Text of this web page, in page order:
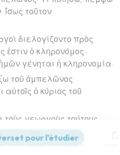
ἴσως τοῦτον
διελογίζοντο πρὸς
ἐστιν ὁ κληρονόμος·
γένηται ἡ κληρονομία·
τοῦ ἀμπελῶνος
αὐτοῖς ὁ κύριος τοῦ
γεωργοὺς τούτους,
ἀκούσαντες δὲ
Commentaires Strong